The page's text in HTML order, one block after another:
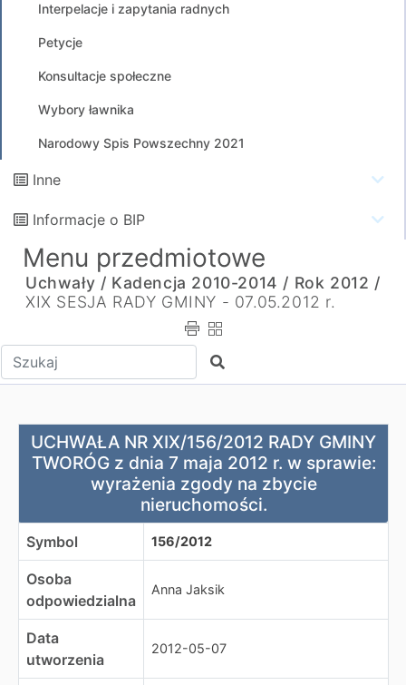
Interpelacje i zapytania radnych
Petycje
Konsultacje społeczne
Wybory ławnika
Narodowy Spis Powszechny 2021
Inne
Informacje o BIP
Menu przedmiotowe
Uchwały / Kadencja 2010-2014 / Rok 2012 /
XIX SESJA RADY GMINY - 07.05.2012 r.
Wpisz tekst do wyszukania Szukaj
UCHWAŁA NR XIX/156/2012 RADY GMINY TWORÓG
UCHWAŁA NR XIX/156/2012 RADY GMINY
TWORÓG z dnia 7 maja 2012 r. w sprawie:
wyrażenia zgody na zbycie
nieruchomości.
Symbol 156/2012
Osoba
odpowiedzialna
Anna Jaksik
Data
utworzenia
2012-05-07